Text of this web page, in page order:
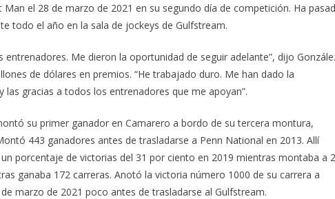
el 28 de marzo de 2021 en su segundo día de competición. Ha
todo el año en la sala de jockeys de Gulfstream.
Me dieron la oportunidad de seguir adelante”, dijo
de dólares en premios. “He trabajado duro. Me han dado la
gracias a todos los entrenadores que me apoyan”.
su primer ganador en Camarero a bordo de su tercera montura,
443 ganadores antes de trasladarse a Penn National en 2013. Allí
porcentaje de victorias del 31 por ciento en 2019 mientras montaba a
ganaba 172 carreras. Anotó la victoria número 1000 de su carrera a
marzo de 2021 poco antes de trasladarse al Gulfstream.